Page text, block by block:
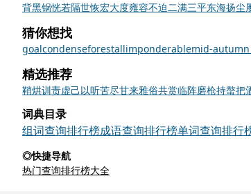
背黑锅恍若隔世恢宏大度雍容不迫二满三平东海扬尘
猜你想找
goalcondenseforestallimponderablemid-
精选推荐
鞘烘训责虚己以听苦尽甘来雅俗共赏临阵磨枪持螯把
词典目录
组词查询排行榜成语查询排行榜单词查询排行
◎快捷导航
热门查询排行榜大全